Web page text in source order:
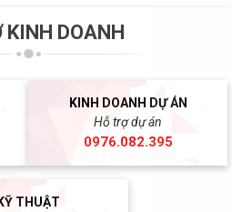
KINH DOANH
KINH DOANH DỰ ÁN
Hỗ trợ dự án
0976.082.395
THUẬT